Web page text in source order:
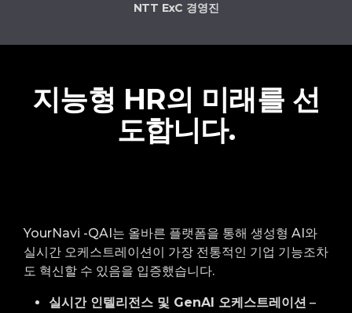
NTT ExC 경영진
지능형 HR의 미래를 선
도합니다.
YourNavi -QAI는 올바른 플랫폼을 통해 생성형 AI와
실시간 오케스트레이션이 가장 전통적인 기업 기능조차
도 혁신할 수 있음을 입증했습니다.
실시간 인텔리전스 및 GenAI 오케스트레이션 –